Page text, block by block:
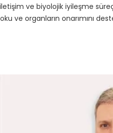
ve biyolojik iyileşme
ve organların onarımını